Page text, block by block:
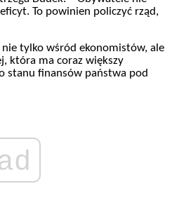
To powinien policzyć rząd,
tylko wśród ekonomistów, ale
która ma coraz większy
stanu finansów państwa pod